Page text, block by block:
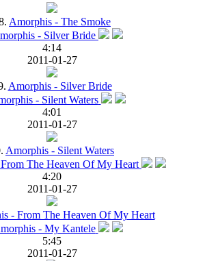
Amorphis - The Smoke
4:14
2011-01-27
Amorphis - Silver Bride
4:01
2011-01-27
Amorphis - Silent Waters
4:20
2011-01-27
- From The Heaven Of My Heart
5:45
2011-01-27